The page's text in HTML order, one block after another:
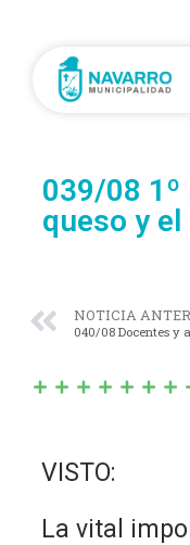
039/08 1º
queso y
NOTICIA
040/08 Docentes y
VISTO:
La vital